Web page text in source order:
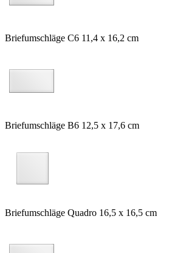
Briefumschläge C6 11,4 x 16,2 cm
Briefumschläge B6 12,5 x 17,6 cm
Briefumschläge Quadro 16,5 x 16,5 cm